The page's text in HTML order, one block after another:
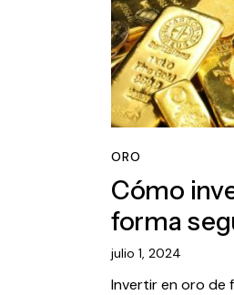
ORO
Cómo
forma
julio 1, 2024
Invertir en oro de